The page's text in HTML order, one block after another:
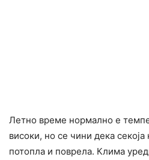
Летно време нормално е
високи, но се чини дека
потопла и поврела. Клима